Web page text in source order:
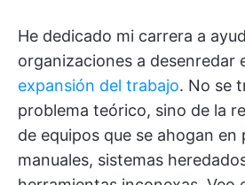
He dedicado mi carrera a
organizaciones a desenredar
expansión del trabajo. No se
problema teórico, sino de la
de equipos que se ahogan en
manuales, sistemas